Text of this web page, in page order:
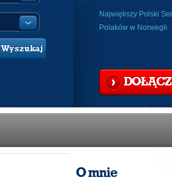
Wyszukaj
Największy Polski
Polaków w Norwegii.
O mnie